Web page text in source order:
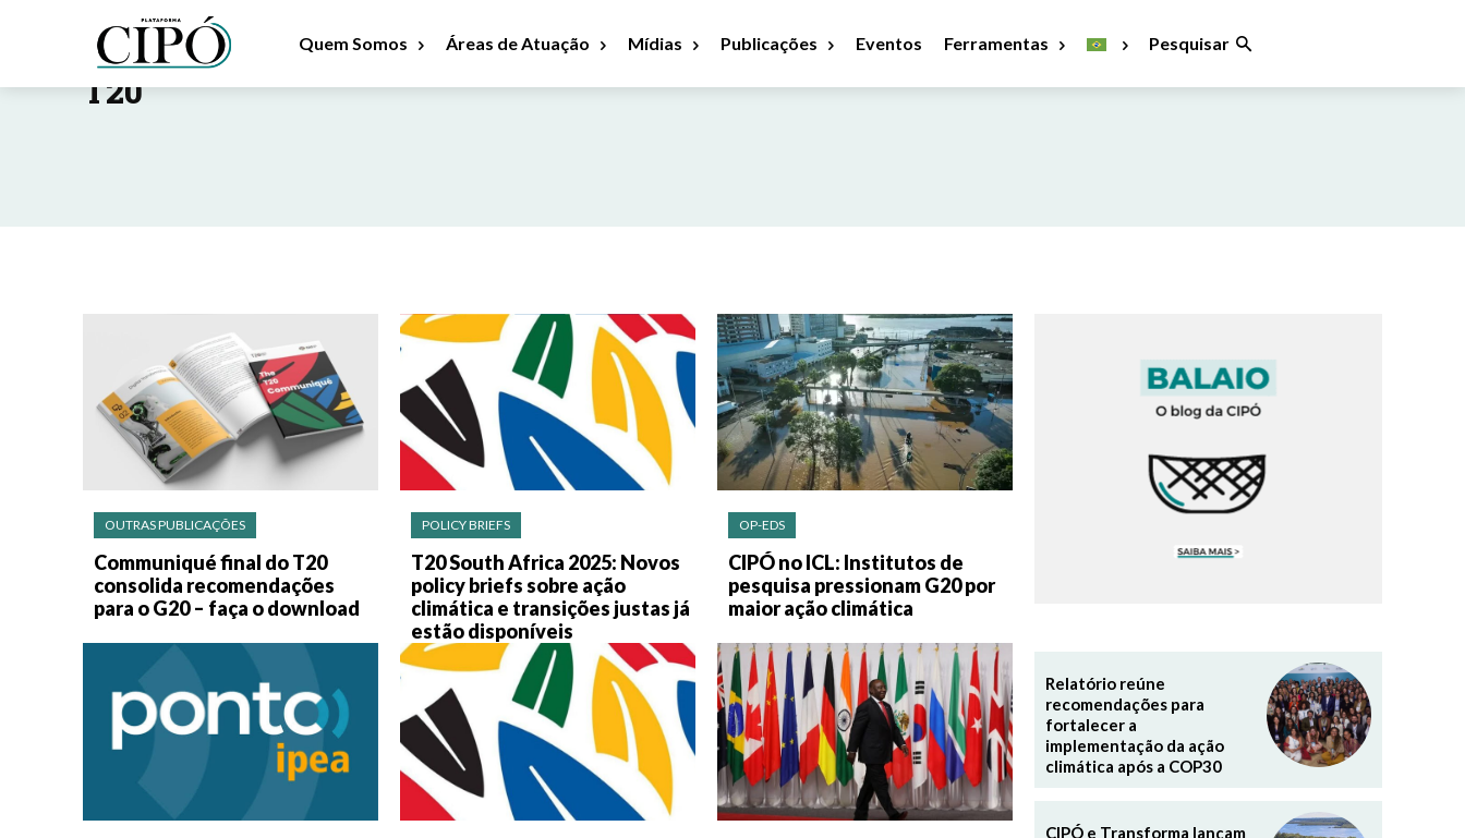
Pesquisar
Quem Somos Áreas de Atuação Mídias Publicações Eventos Ferramentas
RESULTADOS POR TAG :
T20
OUTRAS PUBLICAÇÕES
Communiqué final do T20
consolida recomendações
para o G20 – faça o download
POLICY BRIEFS
T20 South Africa 2025: Novos
policy briefs sobre ação
climática e transições justas já
estão disponíveis
OP-EDS
CIPÓ no ICL: Institutos de
pesquisa pressionam G20 por
maior ação climática
Relatório reúne
recomendações para
fortalecer a
implementação da ação
climática após a COP30
CIPÓ e Transforma lançam